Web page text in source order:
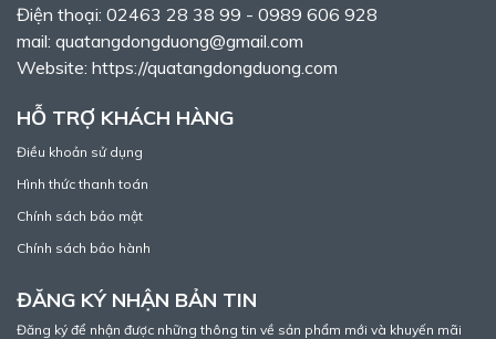
Điện thoại: 02463 28 38 99 - 0989 606 928
mail: quatangdongduong@gmail.com
Website: https://quatangdongduong.com
HỖ TRỢ KHÁCH HÀNG
Điều khoản sử dụng
Hình thức thanh toán
Chính sách bảo mật
Chính sách bảo hành
ĐĂNG KÝ NHẬN BẢN TIN
Đăng ký để nhận được những thông tin về sản phẩm mới và khuyến mãi